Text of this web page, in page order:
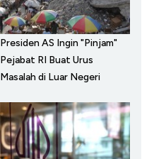
Presiden AS Ingin "Pinjam"
Pejabat RI Buat Urus
Masalah di Luar Negeri